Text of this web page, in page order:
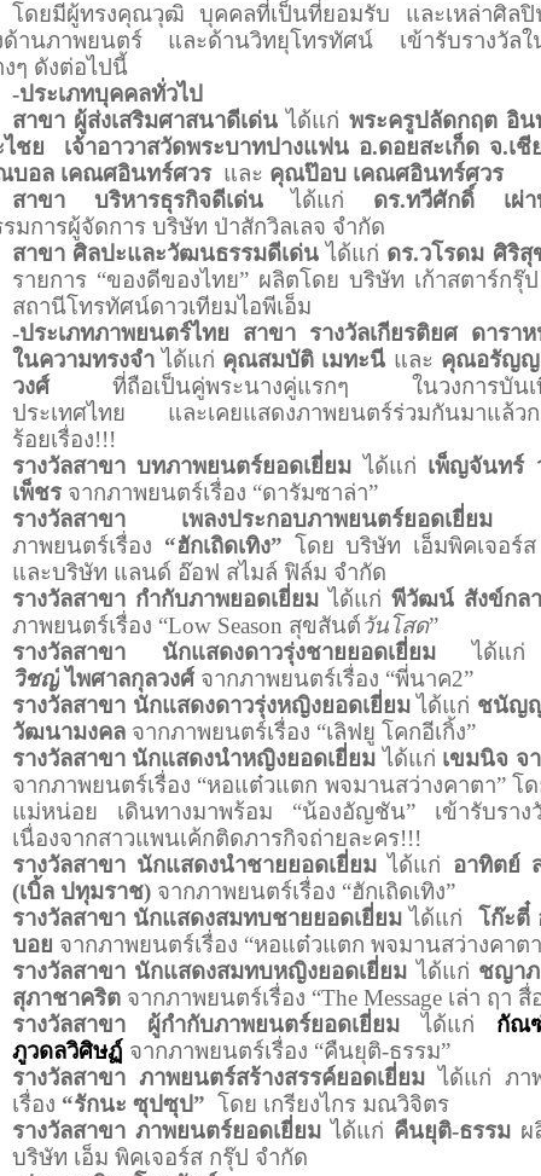
โดยมีผู้ทรงคุณวุฒิ บุคคลที่เป็นที่ยอมรับ และเหล่าศิลปิ
ด้านภาพยนตร์ และด้านวิทยุโทรทัศน์ เข้ารับรางวัลใ
ๆ ดังต่อไปนี้
-ประเภทบุคคลทั่วไป
สาขา ผู้ส่งเสริมศาสนาดีเด่นได้แก่ พระครูปลัดกฤต อิน
ชย
เจ้าอาวาสวัดพระบาทปางแฟน อ.ดอยสะเก็ด จ.เชี
บอล เคณศอินทร์ศวร และ คุณป๊อบ เคณศอินทร์ศวร
สาขา บริหารธุรกิจดีเด่นได้แก่ ดร.ทวีศักดิ์ เผ่
มการผู้จัดการ บริษัท ป่าสักวิลเลจ จำกัด
สาขา ศิลปะและวัฒนธรรมดีเด่น ได้แก่ ดร.วโรดม ศิริสุ
รายการ “ของดีของไทย” ผลิตโดย บริษัท เก้าสตาร์กรุ๊
สถานีโทรทัศน์ดาวเทียมไอพีเอ็ม
-ประเภทภาพยนตร์ไทย สาขา รางวัลเกียรติยศ ดาราห
ในความทรงจำได้แก่ คุณสมบัติ เมทะนี และ คุณอรัญญ
วงศ์ ที่ถือเป็นคู่พระนางคู่แรกๆ ในวงการบันเ
ประเทศไทย และเคยแสดงภาพยนตร์ร่วมกันมาแล้วก
ร้อยเรื่อง!!!
รางวัลสาขา บทภาพยนตร์ยอดเยี่ยมได้แก่ เพ็ญจันทร์
เพ็ชรจากภาพยนตร์เรื่อง “ดารัมซาล่า”
รางวัลสาขา เพลงประกอบภาพยนตร์ยอดเยี่ยมไ
ภาพยนตร์เรื่อง “ฮักเถิดเทิง” โดย บริษัท เอ็มพิคเจอร์
และบริษัท แลนด์ อ๊อฟ สไมล์ ฟิล์ม จำกัด
รางวัลสาขา กำกับภาพยอดเยี่ยมได้แก่ พีวัฒน์ สังข์กล
ภาพยนตร์เรื่อง “Low Season สุขสันต์วันโสด”
รางวัลสาขา นักแสดงดาวรุ่งชายยอดเยี่ยม
ได้แก่
วิชญ์ ไพศาลกุลวงศ์ จากภาพยนตร์เรื่อง “พี่นาค2”
รางวัลสาขา นักแสดงดาวรุ่งหญิงยอดเยี่ยมได้แก่ ชนัญ
วัฒนามงคล จากภาพยนตร์เรื่อง “เลิฟยู โคกอีเกิ้ง”
รางวัลสาขา นักแสดงนำหญิงยอดเยี่ยมได้แก่ เขมนิจ จ
จากภาพยนตร์เรื่อง “หอแต๋วแตก พจมานสว่างคาตา” โ
แม่หน่อย เดินทางมาพร้อม “น้องอัญชัน” เข้ารับราง
เนื่องจากสาวแพนเค้กติดภารกิจถ่ายละคร!!!
รางวัลสาขา นักแสดงนำชายยอดเยี่ยมได้แก่ อาทิตย์
(เบิ้ล ปทุมราช) จากภาพยนตร์เรื่อง “ฮักเถิดเทิง”
รางวัลสาขา นักแสดงสมทบชายยอดเยี่ยม ได้แก่
โก๊ะตี๋
บอย จากภาพยนตร์เรื่อง “หอแต๋วแตก พจมานสว่างคาต
รางวัลสาขา นักแสดงสมทบหญิงยอดเยี่ยมได้แก่ ชญา
สุภาชาคริต จากภาพยนตร์เรื่อง “The Message เล่า ฤา
รางวัลสาขา ผู้กำกับภาพยนตร์ยอดเยี่ยมได้แก่
กัณ
ภูวดลวิศิษฏ์ จากภาพยนตร์เรื่อง “คืนยุติ-ธรรม”
รางวัลสาขา ภาพยนตร์สร้างสรรค์ยอดเยี่ยมได้แก่ ภา
เรื่อง “รักนะ ซุปซุป” โดย เกรียงไกร มณวิจิตร
รางวัลสาขา ภาพยนตร์ยอดเยี่ยมได้แก่ คืนยุติ-ธรรมผ
บริษัท เอ็ม พิคเจอร์ส กรุ๊ป จำกัด